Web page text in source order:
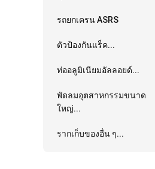
รถยกเครน ASRS
ตัวป้องกันแร็ค...
ท่ออลูมิเนียมอัลลอยด์...
พัดลมอุตสาหกรรมขนาด
ใหญ่...
รากเก็บของอื่น ๆ...